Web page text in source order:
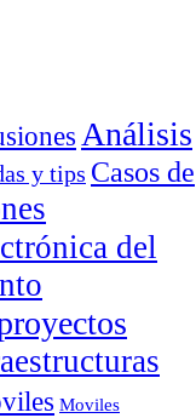
Análisis
y tips Casos de
del
Moviles